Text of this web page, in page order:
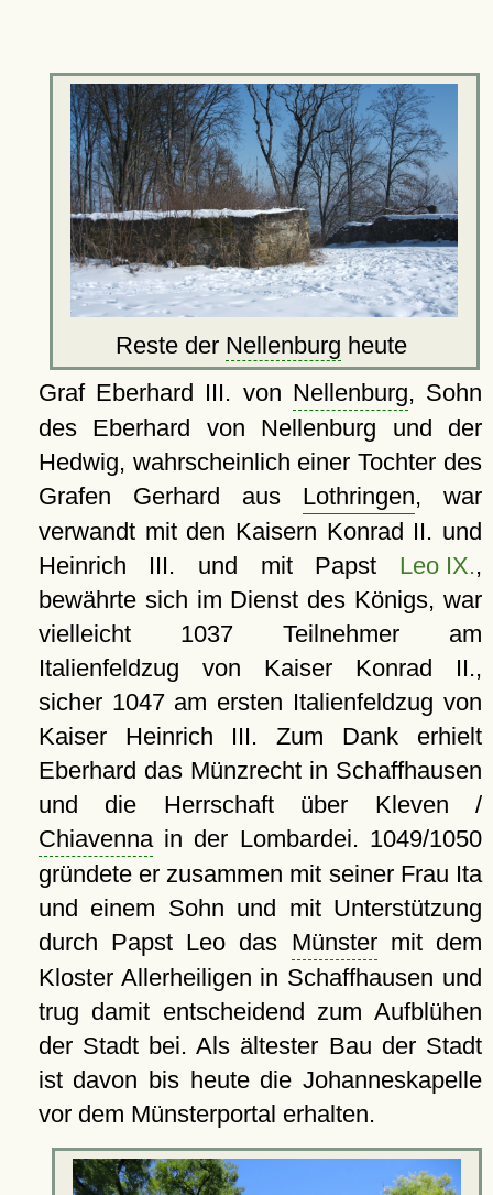
Reste der Nellenburg heute
Graf Eberhard III. von Nellenburg, Sohn
des Eberhard von Nellenburg und der
Hedwig, wahrscheinlich einer Tochter des
Grafen Gerhard aus Lothringen, war
verwandt mit den Kaisern Konrad II. und
Heinrich III. und mit Papst Leo IX.,
bewährte sich im Dienst des Königs, war
vielleicht 1037 Teilnehmer am
Italienfeldzug von Kaiser Konrad II.,
sicher 1047 am ersten Italienfeldzug von
Kaiser Heinrich III. Zum Dank erhielt
Eberhard das Münzrecht in Schaffhausen
und die Herrschaft über Kleven /
Chiavennain der Lombardei. 1049/1050
gründete er zusammen mit seiner Frau Ita
und einem Sohn und mit Unterstützung
durch Papst Leo das Münstermit dem
Kloster Allerheiligen in Schaffhausen und
trug damit entscheidend zum Aufblühen
der Stadt bei. Als ältester Bau der Stadt
ist davon bis heute die Johanneskapelle
vor dem Münsterportal erhalten.